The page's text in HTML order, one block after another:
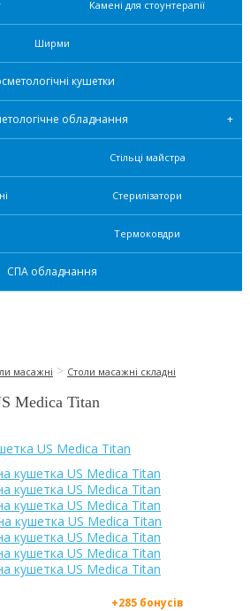
Камені для стоунтерапії
Ширми
кушетки
обладнання
Стільці майстра
Стерилізатори
Термоковдри
СПА обладнання
масажні > Столи масажні складні
Medica Titan
+285 бонусів